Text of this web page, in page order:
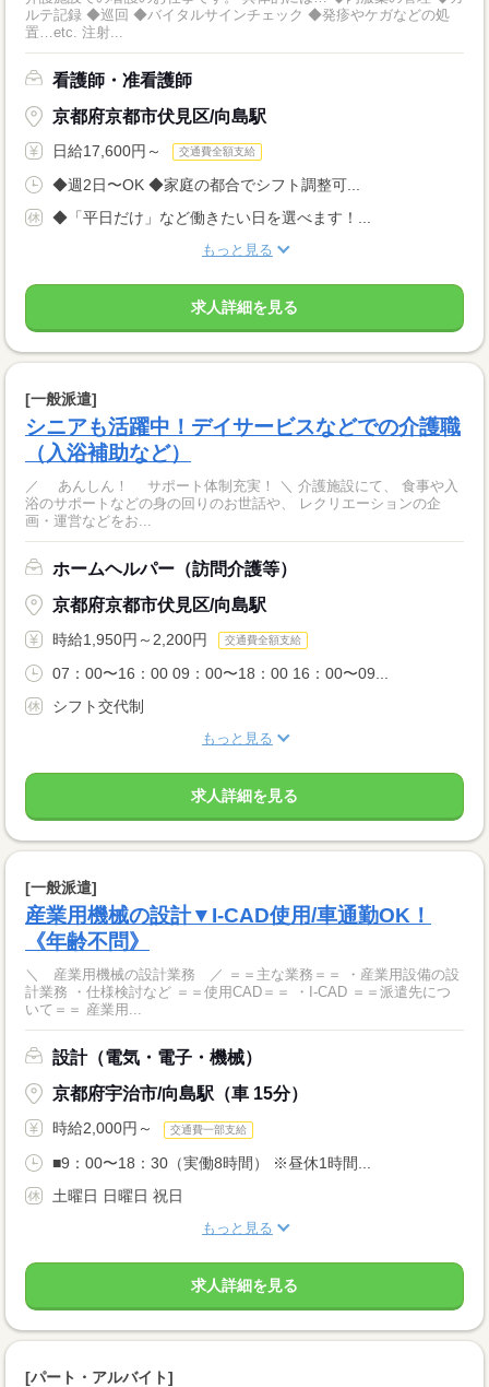
ルテ記録 ◆巡回 ◆バイタルサインチェック ◆発疹やケガなどの処
置…etc. 注射...
看護師・准看護師
京都府京都市伏見区/向島駅
日給17,600円～ 交通費全額支給
◆週2日〜OK ◆家庭の都合でシフト調整可...
◆「平日だけ」など働きたい日を選べます！...
もっと見る
求人詳細を見る
[一般派遣]
シニアも活躍中！デイサービスなどでの介護職
（入浴補助など）
／ あんしん！ サポート体制充実！ ＼ 介護施設にて、 食事や入
浴のサポートなどの身の回りのお世話や、 レクリエーションの企
画・運営などをお...
ホームヘルパー（訪問介護等）
京都府京都市伏見区/向島駅
時給1,950円～2,200円 交通費全額支給
07：00〜16：00 09：00〜18：00 16：00〜09...
シフト交代制
もっと見る
求人詳細を見る
[一般派遣]
産業用機械の設計▼I-CAD使用/車通勤OK！
《年齢不問》
＼ 産業用機械の設計業務 ／ ＝＝主な業務＝＝ ・産業用設備の設
計業務 ・仕様検討など ＝＝使用CAD＝＝ ・I-CAD ＝＝派遣先につ
いて＝＝ 産業用...
設計（電気・電子・機械）
京都府宇治市/向島駅（車 15分）
時給2,000円～ 交通費一部支給
■9：00〜18：30（実働8時間） ※昼休1時間...
土曜日 日曜日 祝日
もっと見る
求人詳細を見る
[パート・アルバイト]